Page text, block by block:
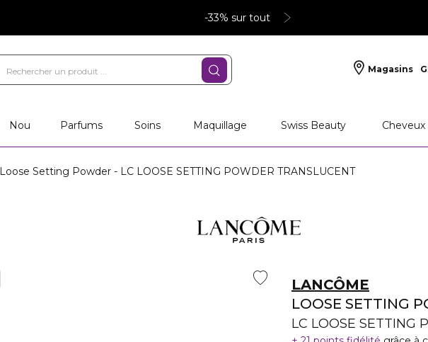
-33% sur tout
Magasins
Nou Parfums Soins Maquillage Swiss Beauty Cheveux
Loose Setting Powder - LC LOOSE SETTING POWDER TRANSLUCENT
LANCÔME
LOOSE SETTING
LC LOOSE SETTING